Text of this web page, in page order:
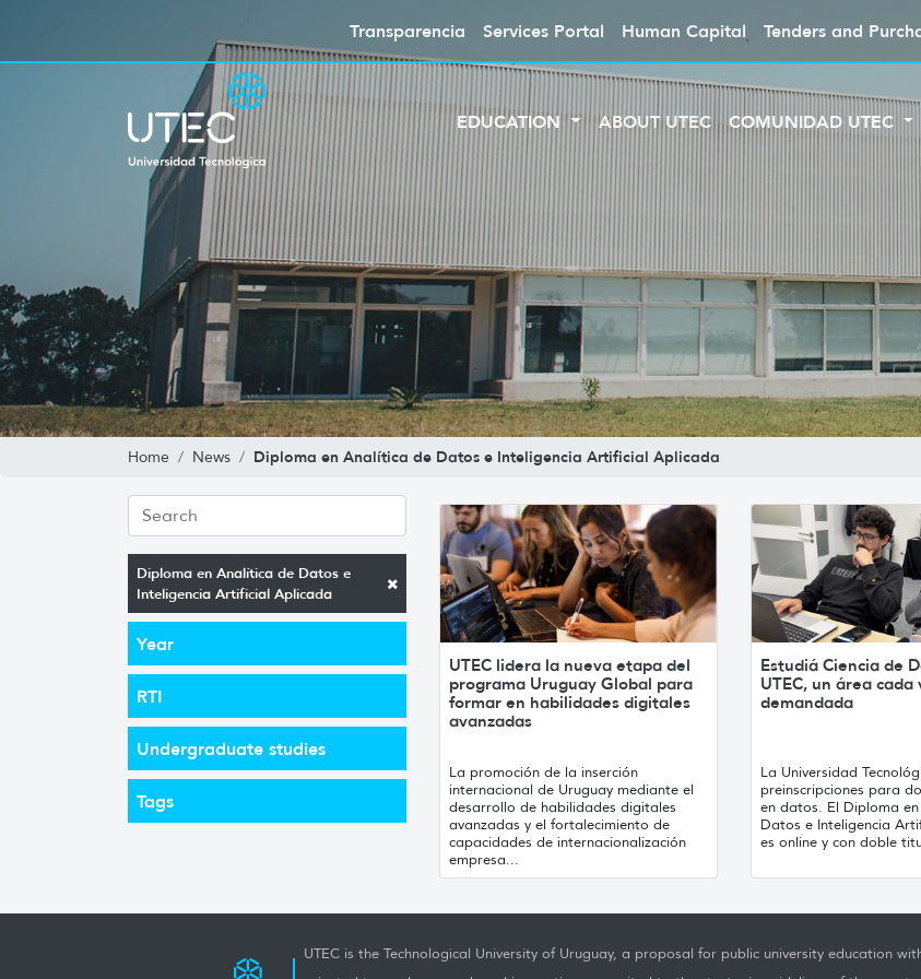
Transparencia Services Portal Human Capital Tenders and
EDUCATION ABOUT UTEC COMUNIDAD UTEC
Home News Diploma en Analítica de Datos e Inteligencia Artificial Aplicada
Diploma en Analítica de Datos e
Inteligencia Artificial Aplicada
Year
RTI
Undergraduate studies
Tags
UTEC lidera la nueva etapa del
programa Uruguay Global para
formar en habilidades digitales
avanzadas
La promoción de la inserción
internacional de Uruguay mediante el
desarrollo de habilidades digitales
avanzadas y el fortalecimiento de
capacidades de internacionalización
empresa...
Estudiá Ciencia de
UTEC, un área cada
demandada
La Universidad
preinscripciones para
en datos. El Diploma
Datos e Inteligencia
es online y con doble
UTEC is the Technological University of Uruguay, a proposal for public university education